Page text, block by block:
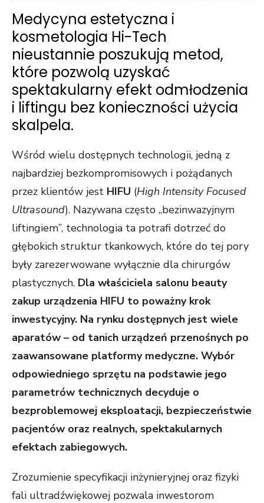
Medycyna estetyczna i
kosmetologia Hi-Tech
nieustannie poszukują metod,
które pozwolą uzyskać
spektakularny efekt odmłodzenia
i liftingu bez konieczności użycia
skalpela.
Wśród wielu dostępnych technologii, jedną z
najbardziej bezkompromisowych i pożądanych
przez klientów jest HIFU (High Intensity Focused
Ultrasound). Nazywana często „bezinwazyjnym
liftingiem”, technologia ta potrafi dotrzeć do
głębokich struktur tkankowych, które do tej pory
były zarezerwowane wyłącznie dla chirurgów
plastycznych. Dla właściciela salonu beauty
zakup urządzenia HIFU to poważny krok
inwestycyjny. Na rynku dostępnych jest wiele
aparatów – od tanich urządzeń przenośnych po
zaawansowane platformy medyczne. Wybór
odpowiedniego sprzętu na podstawie jego
parametrów technicznych decyduje o
bezproblemowej eksploatacji, bezpieczeństwie
pacjentów oraz realnych, spektakularnych
efektach zabiegowych.
Zrozumienie specyfikacji inżynieryjnej oraz fizyki
fali ultradźwiękowej pozwala inwestorom